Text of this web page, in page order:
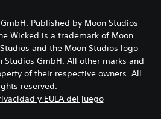
Published by Moon Studios
Wicked is a trademark of Moon
and the Moon Studios logo
Studios GmbH. All other marks and
of their respective owners. All
reserved.
y EULA del juego